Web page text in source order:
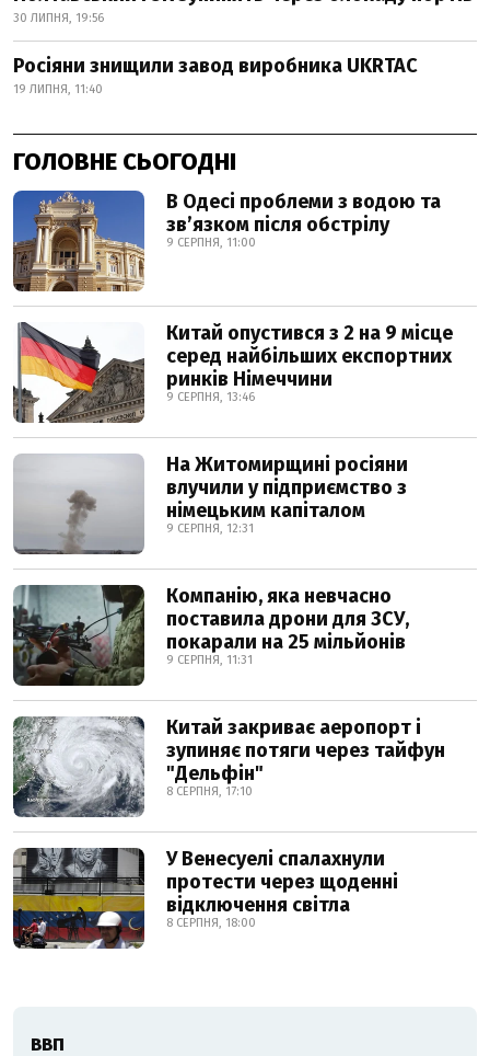
30 ЛИПНЯ, 19:56
Росіяни знищили завод виробника UKRTAC
19 ЛИПНЯ, 11:40
ГОЛОВНЕ СЬОГОДНІ
В Одесі проблеми з водою та
звʼязком після обстрілу
9 СЕРПНЯ, 11:00
Китай опустився з 2 на 9 місце
серед найбільших експортних
ринків Німеччини
9 СЕРПНЯ, 13:46
На Житомирщині росіяни
влучили у підприємство з
німецьким капіталом
9 СЕРПНЯ, 12:31
Компанію, яка невчасно
поставила дрони для ЗСУ,
покарали на 25 мільйонів
9 СЕРПНЯ, 11:31
Китай закриває аеропорт і
зупиняє потяги через тайфун
"Дельфін"
8 СЕРПНЯ, 17:10
У Венесуелі спалахнули
протести через щоденні
відключення світла
8 СЕРПНЯ, 18:00
ВВП